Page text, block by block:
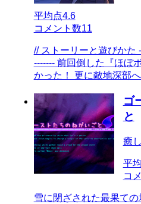
平均点4.6
コメント数11
// ストーリーと遊びかた
------- 前回倒した『ほぼ
かった！ 更に敵地深部
ゴ
と
癒
平
コ
雪に閉ざされた最果て